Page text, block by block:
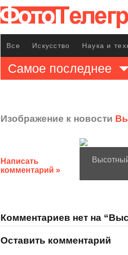
Все Искусство Наука и
Самое последнее
Изображение к новости
Написать
комментарий »
Комментариев нет на
Оставить комментарий